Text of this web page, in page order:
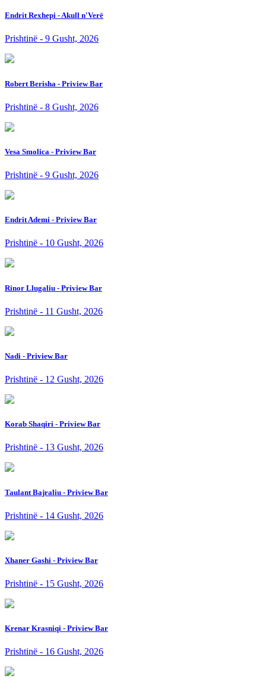
Endrit Rexhepi - Akull n'Verë
Prishtinë - 9 Gusht, 2026
Robert Berisha - Priview Bar
Prishtinë - 8 Gusht, 2026
Vesa Smolica - Priview Bar
Prishtinë - 9 Gusht, 2026
Endrit Ademi - Priview Bar
Prishtinë - 10 Gusht, 2026
Rinor Llugaliu - Priview Bar
Prishtinë - 11 Gusht, 2026
Nadi - Priview Bar
Prishtinë - 12 Gusht, 2026
Korab Shaqiri - Priview Bar
Prishtinë - 13 Gusht, 2026
Taulant Bajraliu - Priview Bar
Prishtinë - 14 Gusht, 2026
Xhaner Gashi - Priview Bar
Prishtinë - 15 Gusht, 2026
Krenar Krasniqi - Priview Bar
Prishtinë - 16 Gusht, 2026